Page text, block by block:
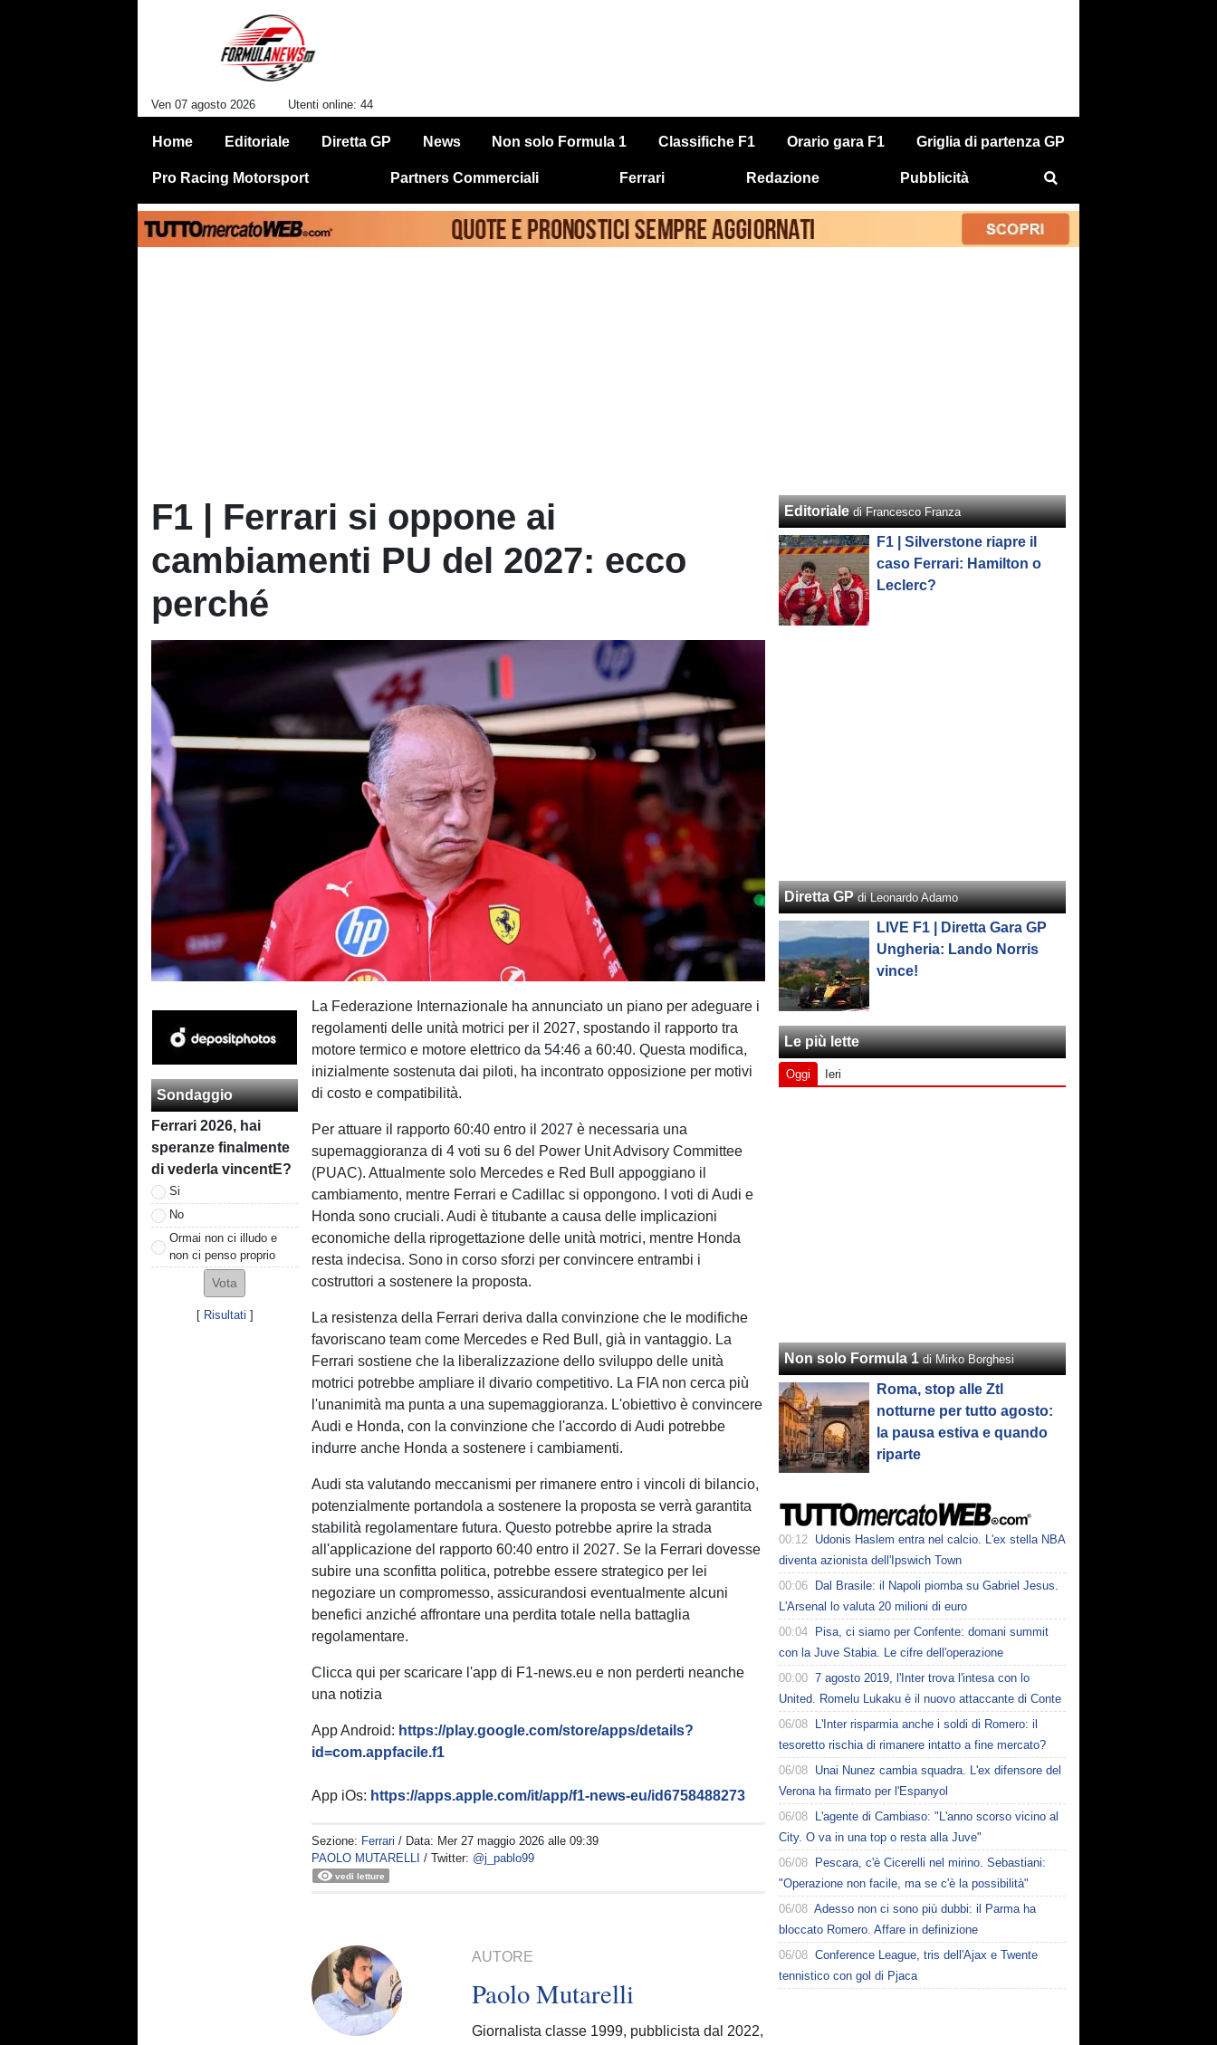
Ven 07 agosto 2026 Utenti online: 44
Home Editoriale Diretta GP News Non solo Formula 1 Classifiche F1 Orario gara F1 Griglia di partenza GP
Pro Racing Motorsport Partners Commerciali Ferrari Redazione Pubblicità
F1 | Ferrari si oppone ai
cambiamenti PU del 2027: ecco
perché
Sondaggio
Ferrari 2026, hai
speranze finalmente
di vederla vincentE?
Si
No
Ormai non ci illudo e
non ci penso proprio
[ Risultati ]
La Federazione Internazionale ha annunciato un piano per adeguare i
regolamenti delle unità motrici per il 2027, spostando il rapporto tra
motore termico e motore elettrico da 54:46 a 60:40. Questa modifica,
inizialmente sostenuta dai piloti, ha incontrato opposizione per motivi
di costo e compatibilità.
Per attuare il rapporto 60:40 entro il 2027 è necessaria una
supemaggioranza di 4 voti su 6 del Power Unit Advisory Committee
(PUAC). Attualmente solo Mercedes e Red Bull appoggiano il
cambiamento, mentre Ferrari e Cadillac si oppongono. I voti di Audi e
Honda sono cruciali. Audi è titubante a causa delle implicazioni
economiche della riprogettazione delle unità motrici, mentre Honda
resta indecisa. Sono in corso sforzi per convincere entrambi i
costruttori a sostenere la proposta.
La resistenza della Ferrari deriva dalla convinzione che le modifiche
favoriscano team come Mercedes e Red Bull, già in vantaggio. La
Ferrari sostiene che la liberalizzazione dello sviluppo delle unità
motrici potrebbe ampliare il divario competitivo. La FIA non cerca più
l'unanimità ma punta a una supemaggioranza. L'obiettivo è convincere
Audi e Honda, con la convinzione che l'accordo di Audi potrebbe
indurre anche Honda a sostenere i cambiamenti.
Audi sta valutando meccanismi per rimanere entro i vincoli di bilancio,
potenzialmente portandola a sostenere la proposta se verrà garantita
stabilità regolamentare futura. Questo potrebbe aprire la strada
all'applicazione del rapporto 60:40 entro il 2027. Se la Ferrari dovesse
subire una sconfitta politica, potrebbe essere strategico per lei
negoziare un compromesso, assicurandosi eventualmente alcuni
benefici anziché affrontare una perdita totale nella battaglia
regolamentare.
Clicca qui per scaricare l'app di F1-news.eu e non perderti neanche
una notizia
App Android: https://play.google.com/store/apps/details?
id=com.appfacile.f1
App iOs: https://apps.apple.com/it/app/f1-news-eu/id6758488273
Sezione: Ferrari / Data: Mer 27 maggio 2026 alle 09:39
PAOLO MUTARELLI / Twitter: @j_pablo99
vedi letture
AUTORE
Paolo Mutarelli
Giornalista classe 1999, pubblicista dal 2022,
Editoriale di Francesco Franza
F1 | Silverstone riapre il
caso Ferrari: Hamilton o
Leclerc?
Diretta GP di Leonardo Adamo
LIVE F1 | Diretta Gara GP
Ungheria: Lando Norris
vince!
Le più lette
Oggi Ieri
Non solo Formula 1 di Mirko Borghesi
Roma, stop alle Ztl
notturne per tutto agosto:
la pausa estiva e quando
riparte
00:12 Udonis Haslem entra nel calcio. L'ex stella NBA
diventa azionista dell'Ipswich Town
00:06
Dal Brasile: il Napoli piomba su Gabriel Jesus.
L'Arsenal lo valuta 20 milioni di euro
00:04
Pisa, ci siamo per Confente: domani summit
con la Juve Stabia. Le cifre dell'operazione
00:00 7 agosto 2019, l'Inter trova l'intesa con lo
United. Romelu Lukaku è il nuovo attaccante di Conte
06/08
L'Inter risparmia anche i soldi di Romero: il
tesoretto rischia di rimanere intatto a fine mercato?
06/08 Unai Nunez cambia squadra. L'ex difensore del
Verona ha firmato per l'Espanyol
06/08
L'agente di Cambiaso: "L'anno scorso vicino al
City. O va in una top o resta alla Juve"
06/08
Pescara, c'è Cicerelli nel mirino. Sebastiani:
"Operazione non facile, ma se c'è la possibilità"
06/08 Adesso non ci sono più dubbi: il Parma ha
bloccato Romero. Affare in definizione
06/08 Conference League, tris dell'Ajax e Twente
tennistico con gol di Pjaca